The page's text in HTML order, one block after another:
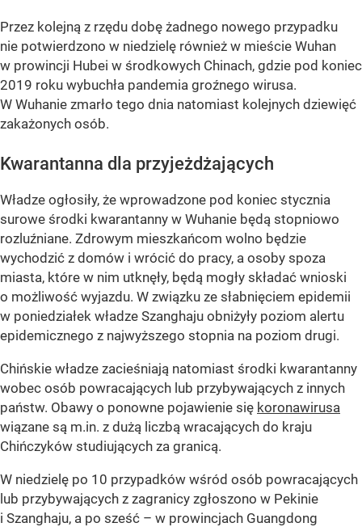
Przez kolejną z rzędu dobę żadnego nowego przypadku
nie potwierdzono w niedzielę również w mieście Wuhan
w prowincji Hubei w środkowych Chinach, gdzie pod koniec
2019 roku wybuchła pandemia groźnego wirusa.
W Wuhanie zmarło tego dnia natomiast kolejnych dziewięć
zakażonych osób.
Kwarantanna dla przyjeżdżających
Władze ogłosiły, że wprowadzone pod koniec stycznia
surowe środki kwarantanny w Wuhanie będą stopniowo
rozluźniane. Zdrowym mieszkańcom wolno będzie
wychodzić z domów i wrócić do pracy, a osoby spoza
miasta, które w nim utknęły, będą mogły składać wnioski
o możliwość wyjazdu. W związku ze słabnięciem epidemii
w poniedziałek władze Szanghaju obniżyły poziom alertu
epidemicznego z najwyższego stopnia na poziom drugi.
Chińskie władze zacieśniają natomiast środki kwarantanny
wobec osób powracających lub przybywających z innych
państw. Obawy o ponowne pojawienie się koronawirusa
wiązane są m.in. z dużą liczbą wracających do kraju
Chińczyków studiujących za granicą.
W niedzielę po 10 przypadków wśród osób powracających
lub przybywających z zagranicy zgłoszono w Pekinie
i Szanghaju, a po sześć – w prowincjach Guangdong